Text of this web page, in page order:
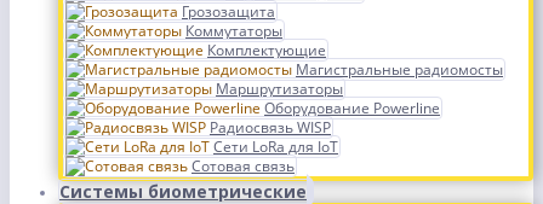
Грозозащита
Коммутаторы
Комплектующие
Магистральные радиомосты
Маршрутизаторы
Оборудование Powerline
Радиосвязь WISP
Сети LoRa для IoT
Сотовая связь
Системы биометрические